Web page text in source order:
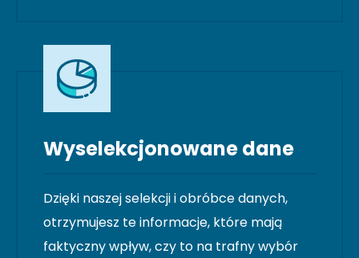
Wyselekcjonowane dane
Dzięki naszej selekcji i obróbce danych,
otrzymujesz te informacje, które mają
faktyczny wpływ, czy to na trafny wybór